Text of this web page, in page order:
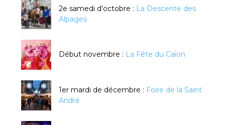
2e samedi d’octobre : La Descente des
Alpages
Début novembre : La Fête du Caïon
1er mardi de décembre : Foire de la Saint
André